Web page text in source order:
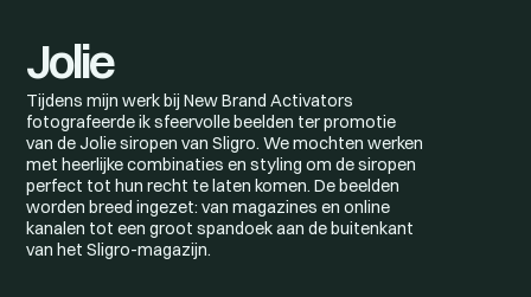
Jolie
Tijdens mijn werk bij New Brand Activators
fotografeerde ik sfeervolle beelden ter promotie
van de Jolie siropen van Sligro. We mochten werken
met heerlijke combinaties en styling om de siropen
perfect tot hun recht te laten komen. De beelden
worden breed ingezet: van magazines en online
kanalen tot een groot spandoek aan de buitenkant
van het Sligro-magazijn.